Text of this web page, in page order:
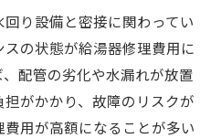
り設備と密接に関わってい
の状態が給湯器修理費用に
配管の劣化や水漏れが放置
がかかり、故障のリスクが
用が高額になることが多い